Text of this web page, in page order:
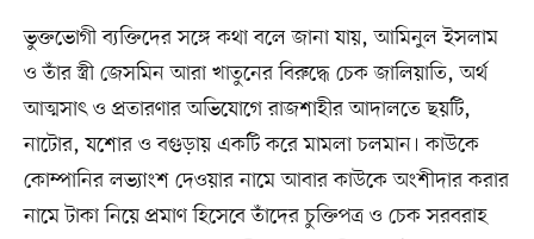
ভুক্তভোগী ব্যক্তিদের সঙ্গে কথা বলে জানা যায়, আমিনুল ইসলাম
ও তাঁর স্ত্রী জেসমিন আরা খাতুনের বিরুদ্ধে চেক জালিয়াতি, অর্থ
আত্মসাৎ ও প্রতারণার অভিযোগে রাজশাহীর আদালতে ছয়টি,
নাটোর, যশোর ও বগুড়ায় একটি করে মামলা চলমান। কাউকে
কোম্পানির লভ্যাংশ দেওয়ার নামে আবার কাউকে অংশীদার করার
নামে টাকা নিয়ে প্রমাণ হিসেবে তাঁদের চুক্তিপত্র ও চেক সরবরাহ